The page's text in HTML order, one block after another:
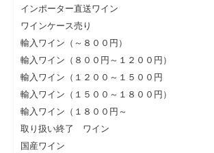
インポーター直送ワイン
ワインケース売り
輸入ワイン（～８００円）
輸入ワイン（８００円～１２００円）
輸入ワイン（１２００～１５００円
輸入ワイン（１５００～１８００円）
輸入ワイン（１８００円～
取り扱い終了 ワイン
国産ワイン